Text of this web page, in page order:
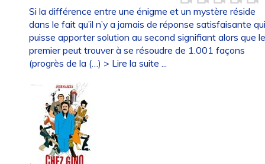
Si la différence entre une énigme et un mystère réside
dans le fait qu’il n’y a jamais de réponse satisfaisante
puisse apporter solution au second signifiant alors que
premier peut trouver à se résoudre de 1.001 façons
(progrès de la (…) > Lire la suite ...